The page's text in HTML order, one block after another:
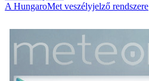
A HungaroMet veszélyjelző rendszere